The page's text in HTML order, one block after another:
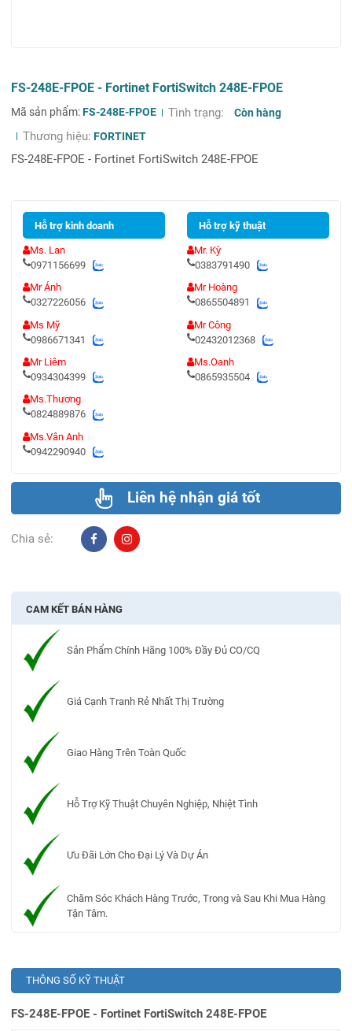
FS-248E-FPOE - Fortinet FortiSwitch 248E-FPOE
Mã sản phẩm:FS-248E-FPOE Tình trạng: Còn hàng
Thương hiệu: FORTINET
FS-248E-FPOE - Fortinet FortiSwitch 248E-FPOE
Hỗ trợ kinh doanh
Ms. Lan
0971156699
Mr Ánh
0327226056
Ms Mỹ
0986671341
Mr Liêm
0934304399
Ms.Thương
0824889876
Ms.Vân Anh
0942290940
Hỗ trợ kỹ thuật
Mr. Kỳ
0383791490
Mr Hoàng
0865504891
Mr Công
02432012368
Ms.Oanh
0865935504
Liên hệ nhận giá tốt
Chia sẻ:
CAM KẾT BÁN HÀNG
Sản Phẩm Chính Hãng 100% Đầy Đủ CO/CQ
Giá Cạnh Tranh Rẻ Nhất Thị Trường
Giao Hàng Trên Toàn Quốc
Hỗ Trợ Kỹ Thuật Chuyên Nghiệp, Nhiệt Tình
Ưu Đãi Lớn Cho Đại Lý Và Dự Án
Chăm Sóc Khách Hàng Trước, Trong và Sau Khi Mua Hàng
Tận Tâm.
THÔNG SỐ KỸ THUẬT
FS-248E-FPOE - Fortinet FortiSwitch 248E-FPOE